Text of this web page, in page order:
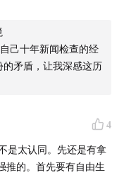
己十年新闻检查的经
矛盾，让我深感这历
4
是太认同。先还是有拿
推的。首先要有自由生